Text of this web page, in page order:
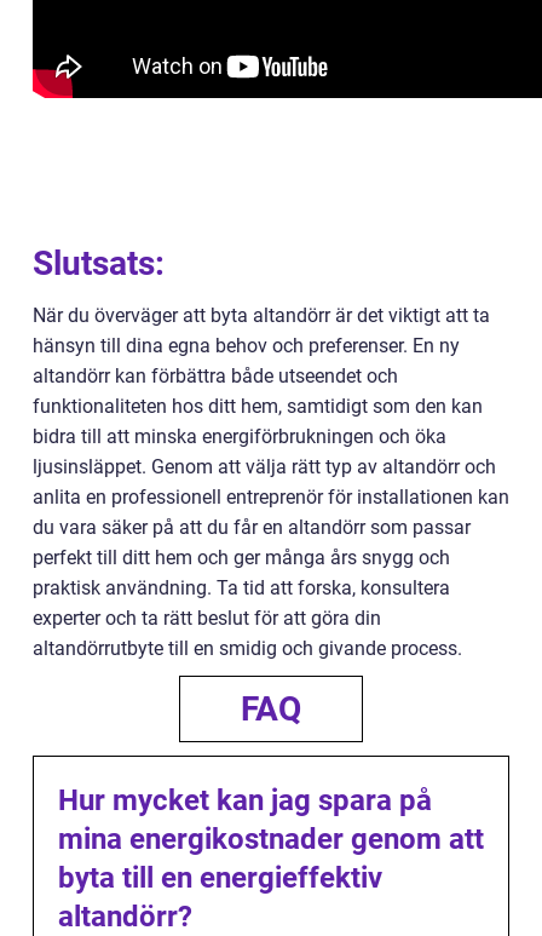
Slutsats:
När du överväger att byta altandörr är det viktigt att ta
hänsyn till dina egna behov och preferenser. En ny
altandörr kan förbättra både utseendet och
funktionaliteten hos ditt hem, samtidigt som den kan
bidra till att minska energiförbrukningen och öka
ljusinsläppet. Genom att välja rätt typ av altandörr och
anlita en professionell entreprenör för installationen kan
du vara säker på att du får en altandörr som passar
perfekt till ditt hem och ger många års snygg och
praktisk användning. Ta tid att forska, konsultera
experter och ta rätt beslut för att göra din
altandörrutbyte till en smidig och givande process.
FAQ
Hur mycket kan jag spara på
mina energikostnader genom att
byta till en energieffektiv
altandörr?